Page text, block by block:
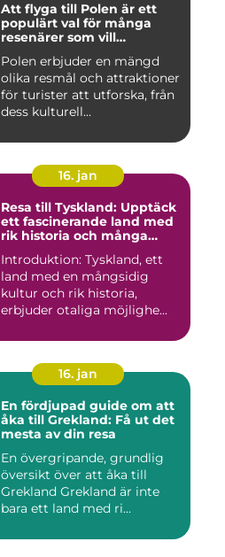
Att flyga till Polen är ett
populärt val för många
resenärer som vill
och dess rika historia
Polen erbjuder en mängd
olika resmål och attraktioner
för turister att utforska, från
dess kulturell...
16. jan
Resa till Tyskland: Upptäck
ett fascinerande land med
rik historia och många
Introduktion: Tyskland, ett
land med en mångsidig
kultur och rik historia,
erbjuder otaliga möjlighe...
16. jan
En fördjupad guide om att
åka till Grekland: Få ut det
mesta av din resa
En övergripande, grundlig
översikt över att åka till
Grekland Grekland är inte
bara ett land med ri...